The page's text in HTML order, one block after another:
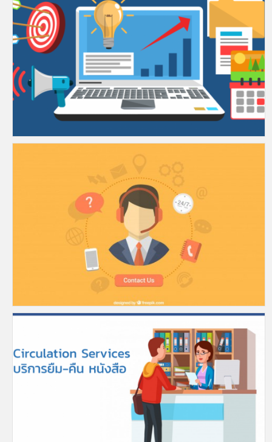
Assistance and Advice in Searching Science & Technology Information
บริการแนะนำให้ความรู้เทคนิคการสืบค้นสารสนเทศด้านวิทยาศาสตร์และเทคโ�
ตรวจเอกสารทางโทรศัพท์ โทรสาร อีเมล